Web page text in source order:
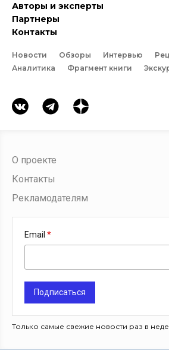
Авторы и эксперты
Партнеры
Контакты
Новости Обзоры Интервью
Аналитика
Фрагмент книги
О проекте
Контакты
Рекламодателям
Email
Подписаться
Только самые свежие новости раз в